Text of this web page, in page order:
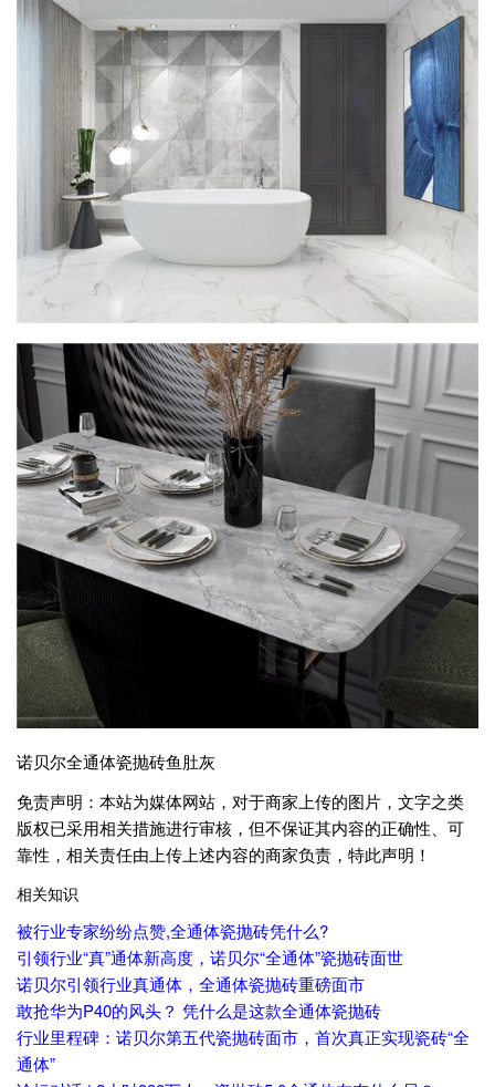
诺贝尔全通体瓷抛砖鱼肚灰
免责声明：本站为媒体网站，对于商家上传的图片，文字之类
版权已采用相关措施进行审核，但不保证其内容的正确性、可
靠性，相关责任由上传上述内容的商家负责，特此声明！
相关知识
被行业专家纷纷点赞,全通体瓷抛砖凭什么?
引领行业“真”通体新高度，诺贝尔“全通体”瓷抛砖面世
诺贝尔引领行业真通体，全通体瓷抛砖重磅面市
敢抢华为P40的风头？ 凭什么是这款全通体瓷抛砖
行业里程碑：诺贝尔第五代瓷抛砖面市，首次真正实现瓷砖“全
通体”